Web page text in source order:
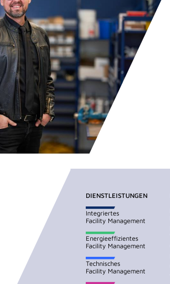
DIENSTLEISTUNGEN
Integriertes
Facility Management
Energieeffizientes
Facility Management
Technisches
Facility Management